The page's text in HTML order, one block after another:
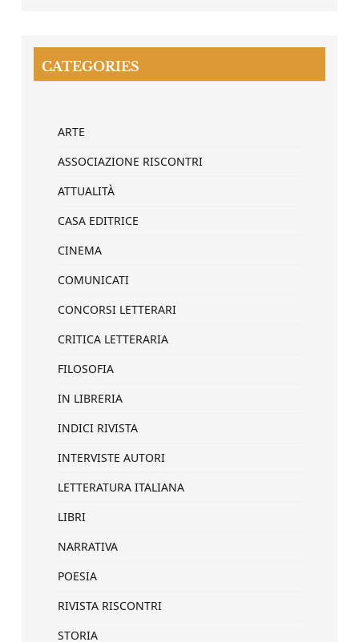
CATEGORIES
ARTE
ASSOCIAZIONE RISCONTRI
ATTUALITÀ
CASA EDITRICE
CINEMA
COMUNICATI
CONCORSI LETTERARI
CRITICA LETTERARIA
FILOSOFIA
IN LIBRERIA
INDICI RIVISTA
INTERVISTE AUTORI
LETTERATURA ITALIANA
LIBRI
NARRATIVA
POESIA
RIVISTA RISCONTRI
STORIA